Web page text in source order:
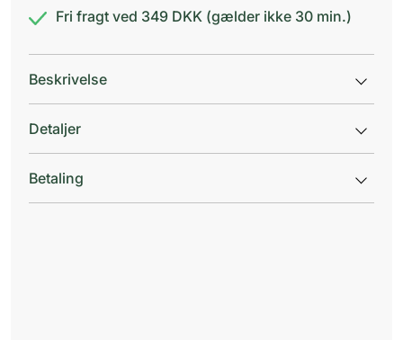
pumpeFri fragt ved 349 DKK (gælder ikke 30 min.)
Beskrivelse
Detaljer
Betaling